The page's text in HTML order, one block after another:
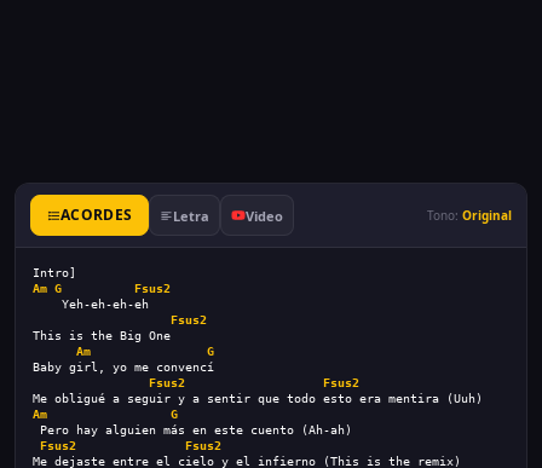
ACORDES Letra Video Tono: Original
Intro]
Am G
Fsus2
Yeh-eh-eh-eh
Fsus2
This is the Big One
Am
G
Baby girl, yo me convencí
Fsus2
Fsus2
Me obligué a seguir y a sentir que todo esto era mentira (Uuh)
Am
G
Pero hay alguien más en este cuento (Ah-ah)
Fsus2
Fsus2
Me dejaste entre el cielo y el infierno (This is the remix)